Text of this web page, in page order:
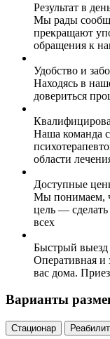
Результат в
Мы рады
прекращают
обращения к
Удобство и
Находясь в
довериться
Наша команда
области
Доступные
Мы понимаем,
цель — сделать
всех
Быстрый
Оперативная и
вас дома.
Варианты
Стационар